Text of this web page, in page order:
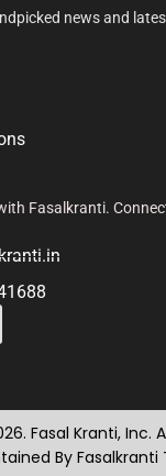
news and
Fasalkranti.
Fasal Kranti, Inc.
By Fasalkranti